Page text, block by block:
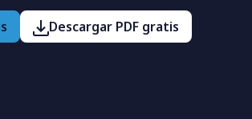
Descargar PDF gratis